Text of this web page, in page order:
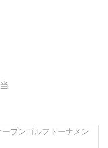
プンゴルフトーナメン